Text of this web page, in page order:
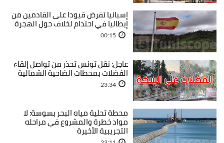
إسبانيا تفرض قيودا على القادمين من
إيطاليا في احتدام لخلاف حول الهجرة
00:15
عاجل: نقل تونس تحذر من تواصل إلقاء
الفضلات بمحطات الضاحية الشمالية
23:34
محطة تحلية مياه البحر بسوسة: لا
مواد خطرة والمشروع في مراحله
التجريبية الأخيرة